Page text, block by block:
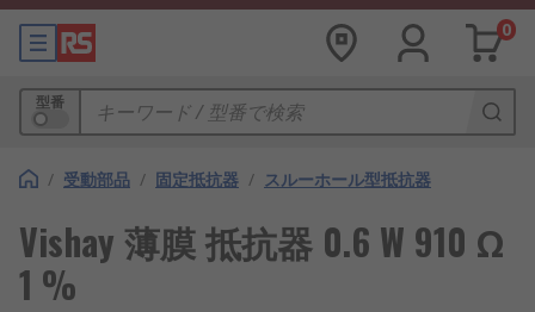
0
型番
/ 受動部品 / 固定抵抗器 / スルーホール型抵抗器
Vishay 薄膜 抵抗器 0.6 W 910 Ω
1 %